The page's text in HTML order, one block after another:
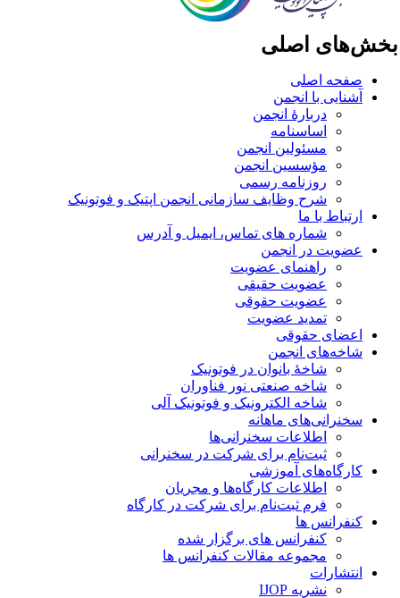
اصلی
صفحه اصلی
آشنایی با انجمن
دربارۀ انجمن
اساسنامه
مسئولین انجمن
مؤسسین انجمن
روزنامه رسمی
شرح وظایف سازمانی انجمن اپتیک و فوتونیک
ارتباط با ما
شماره های تماس، ایمیل و آدرس
عضویت در انجمن
راهنمای عضویت
عضویت حقیقی
عضویت حقوقی
تمدید عضویت
اعضای حقوقی
شاخه‌های انجمن
شاخۀ بانوان در فوتونیک
شاخه صنعتی نور فناوران
شاخه‌ الکترونیک و فوتونیک آلی
سخنرانی‌های ماهانه
اطلاعات سخنرانی‌‌ها
ثبت‌نام برای شرکت در سخنرانی
کارگاه‌های آموزشی
اطلاعات کارگاه‌ها و مجریان
فرم ثبت‌نام برای شرکت در کارگاه
کنفرانس ها
کنفرانس های برگزار شده
مجموعه مقالات کنفرانس ها
انتشارات
نشریه IJOP